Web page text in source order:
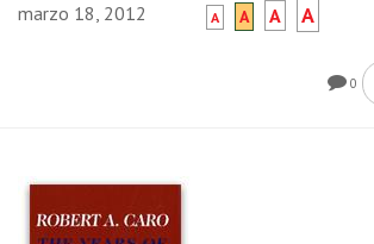
marzo 18, 2012 A A A A
0